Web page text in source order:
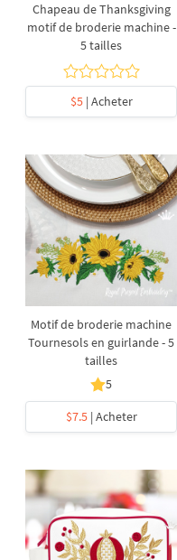
Chapeau de Thanksgiving
motif de broderie machine -
5 tailles
$5| Acheter
Motif de broderie machine
Tournesols en guirlande - 5
tailles
5
$7.5| Acheter